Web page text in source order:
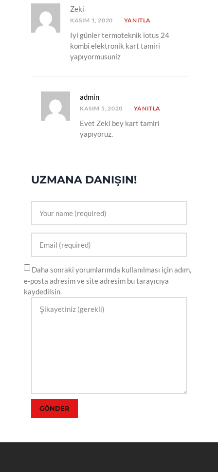
Zeki
KASIM 1, 2020 YANITLA
Iyi günler termoteknik lotus 24
kombi elektronik kart tamiri
yapıyormusuniz
admin
KASIM 5, 2020 YANITLA
Evet Zeki bey kart tamiri
yapıyoruz.
UZMANA DANIŞIN!
Daha sonraki yorumlarımda kullanılması için adım,
e-posta adresim ve site adresim bu tarayıcıya
kaydedilsin.